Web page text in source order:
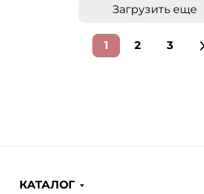
Загрузить еще
1 2 3
КАТАЛОГ